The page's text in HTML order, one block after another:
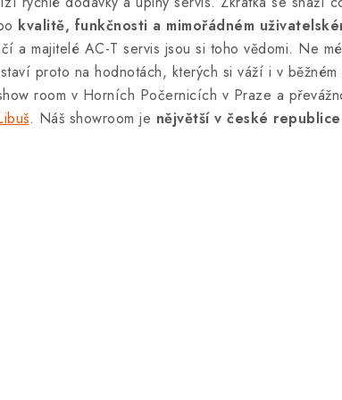
kvalitě, funkčnosti a mimořádném
a majitelé AC-T servis jsou si toho vědomi. Ne
proto na hodnotách, kterých si váží i v
room v Horních Počernicích v Praze a
. Náš showroom je nějvětší v české